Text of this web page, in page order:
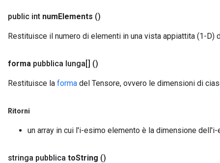
public int numElements ()
Restituisce il numero di elementi in una vista appiattita (1-D)
forma pubblica lunga[] ()
Restituisce la forma del Tensore, ovvero le dimensioni di
Ritorni
un array in cui l'i-esimo elemento è la dimensione
stringa pubblica toString ()